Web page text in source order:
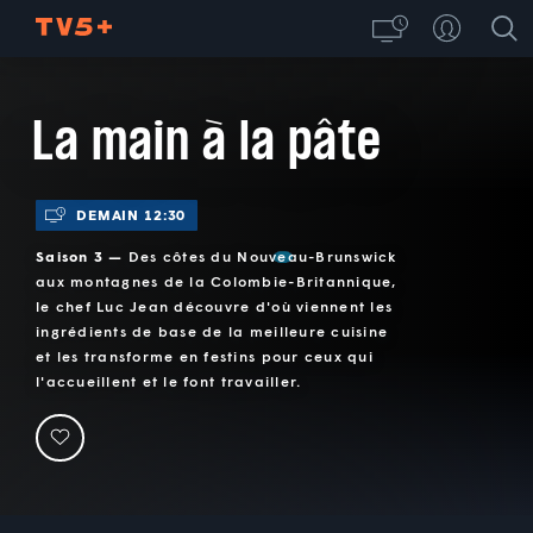
La main à la pâte
DEMAIN 12:30
Saison 3 — Des côtes du Nouveau-Brunswick
aux montagnes de la Colombie-Britannique,
le chef Luc Jean découvre d'où viennent les
ingrédients de base de la meilleure cuisine
et les transforme en festins pour ceux qui
l'accueillent et le font travailler.